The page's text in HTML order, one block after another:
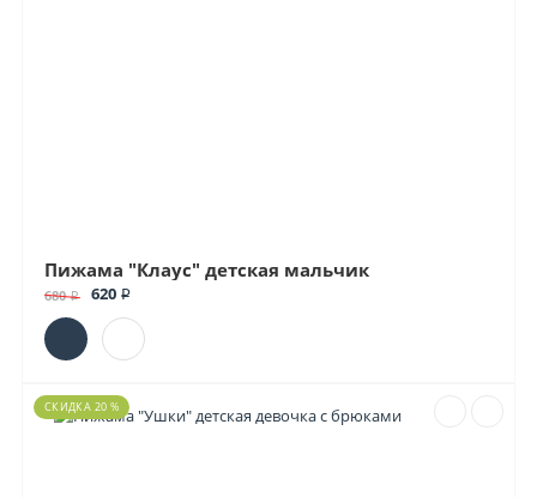
Пижама "Клаус" детская мальчик
680 ₽ 620 ₽
СКИДКА 20 %